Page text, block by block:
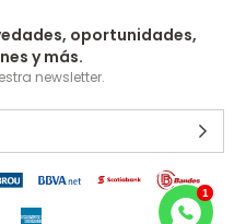
oportunidades,
y más.
newsletter.